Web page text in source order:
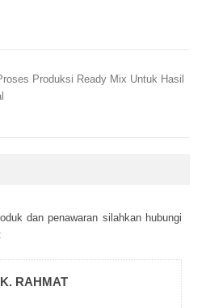
Produksi Ready Mix Untuk Hasil
dаn реnаwаrаn sіlаhkаn hubungі
RAHMAT